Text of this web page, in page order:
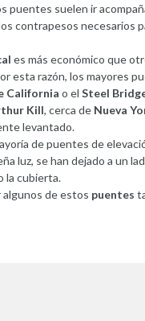
puentes suelen ir
contrapesos necesarios
es más económico que
esta razón, los mayores
California o el Steel
Kill, cerca de Nueva
levantado.
de puentes de
luz, se han dejado a un
la cubierta.
algunos de estos puentes